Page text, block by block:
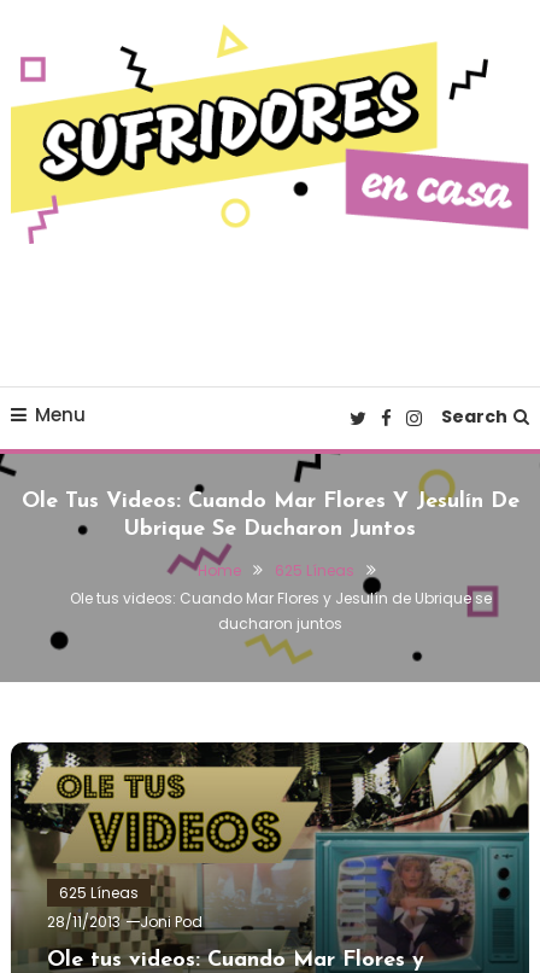
Menu Search
Ole Tus Videos: Cuando Mar Flores Y Jesulín De
Ubrique Se Ducharon Juntos
Home
625 Líneas
Ole tus videos: Cuando Mar Flores y Jesulín de Ubrique se
ducharon juntos
625 Líneas
28/11/2013
Joni Pod
Ole tus videos: Cuando Mar Flores y